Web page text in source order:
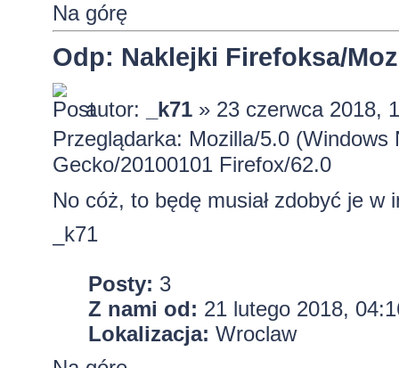
Na górę
Odp: Naklejki Firefoksa/
autor: _k71» 23 czerwca 2018,
Przeglądarka: Mozilla/5.0
Gecko/20100101 Firefox/62.0
No cóż, to będę musiał zdobyć je
_k71
Posty: 3
Z nami od: 21 lutego 2018,
Lokalizacja: Wroclaw